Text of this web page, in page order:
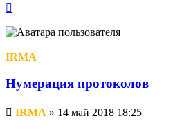
началу
IRMA
Нумерация протоколов
Непрочитанное
IRMA » 14 май 2018 18:25